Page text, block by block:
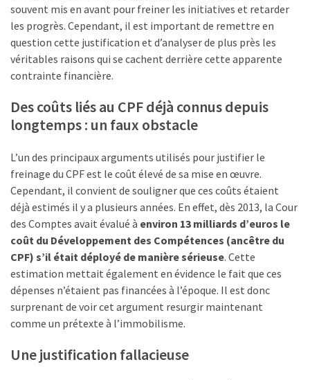
Passeport
compétences
certifié
qui
donne
pour
les
DRH
Passeport
de
prévention
les
souvent mis en avant pour freiner les initiatives et retarder
les progrès. Cependant, il est important de remettre en
question cette justification et d’analyser de plus près les
véritables raisons qui se cachent derrière cette apparente
contrainte financière.
Des coûts liés au CPF déjà connus depuis
longtemps : un faux obstacle
L’un des principaux arguments utilisés pour justifier le
freinage du CPF est le coût élevé de sa mise en œuvre.
Cependant, il convient de souligner que ces coûts étaient
déjà estimés il y a plusieurs années. En effet, dès 2013, la Cour
des Comptes avait évalué à environ 13 milliards d’euros le
coût du Développement des Compétences (ancêtre du
CPF) s’il était déployé de manière sérieuse. Cette
estimation mettait également en évidence le fait que ces
dépenses n’étaient pas financées à l’époque. Il est donc
surprenant de voir cet argument resurgir maintenant
comme un prétexte à l’immobilisme.
Une justification fallacieuse